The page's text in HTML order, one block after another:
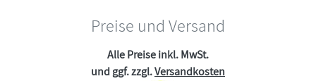
Preise und Versand
Alle Preise inkl. MwSt.
und ggf. zzgl.Versandkosten